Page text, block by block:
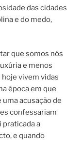
das cidades
e do medo,
que somos nós
e menos
hoje vivem vidas
época em que
acusação de
confessariam
praticada a
e quando